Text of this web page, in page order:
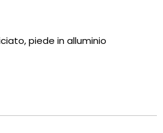
piede in alluminio